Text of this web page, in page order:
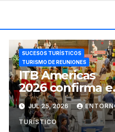
SUCESOS TURÍSTICOS
TURISMO DE REUNIONES
ITB Americas
2026 confirma
70% del piso de
exposición
o
JUL 25, 2026
TURÍSTICO